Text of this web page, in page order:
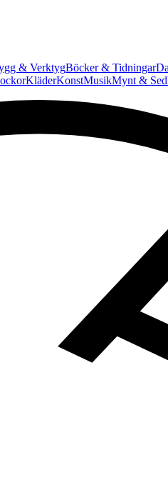
& VerktygBöcker & Tidningar
KläderKonstMusikMynt &